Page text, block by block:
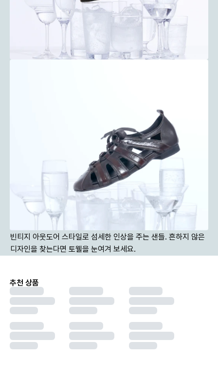
빈티지 아웃도어 스타일로 섬세한 인상을 주는 샌들. 흔하지 않은
디자인을 찾는다면 토웰을 눈여겨 보세요.
추천 상품